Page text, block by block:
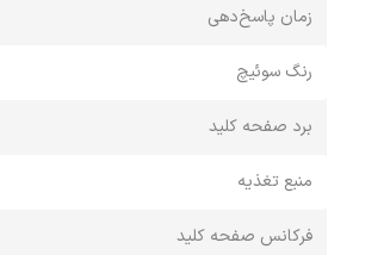
زمان پاسخ‌دهی
رنگ سوئیچ
برد صفحه کلید
منبع تغذیه
فرکانس صفحه کلید